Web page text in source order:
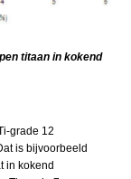
titaan in kokend
grade 12
is bijvoorbeeld
in kokend